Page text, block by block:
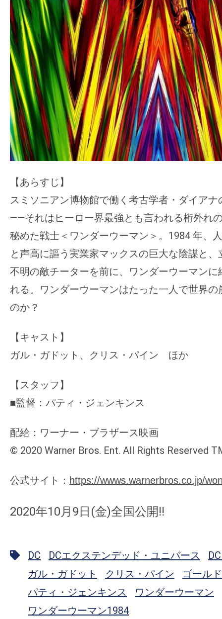
【あらすじ】
スミソニアン博物館で働く考古学者・ダイア
――それはヒーロー界最強とも言われる桁外れ
秘めた戦士＜ワンダーウーマン＞。1984 年、
と声高に謳う実業家マックスの巨大な陰謀と
不明の敵チーターを前に、ワンダーウーマン
れる。ワンダーウーマンはたった一人で世界の
のか？
【キャスト】
ガル・ガドット、クリス・パイン ほか
【スタッフ】
■監督：パティ・ジェンキンス
配給：ワーナー・ブラザース映画
© 2020 Warner Bros. Ent. All Rights Reserved
公式サイト： https://wwws.warnerbros.co.jp/
2020年10月9日(金)全国公開!!
DC DCエクステンデッド・ユニバース
ガル・ガドット
クリス・パイン
ゴール
パティ・ジェンキンス
ワンダーウーマン
ワンダーウーマン1984